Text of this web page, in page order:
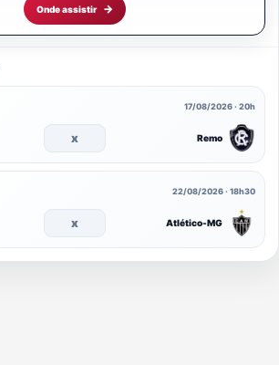
Onde assistir
17/08/2026 · 20h
x Remo
22/08/2026 · 18h30
x Atlético-MG